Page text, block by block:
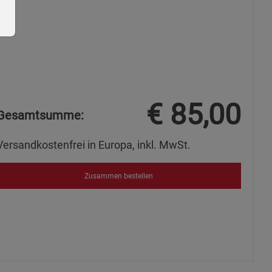
€ 85,00
in Europa, inkl. MwSt.
Zusammen bestellen